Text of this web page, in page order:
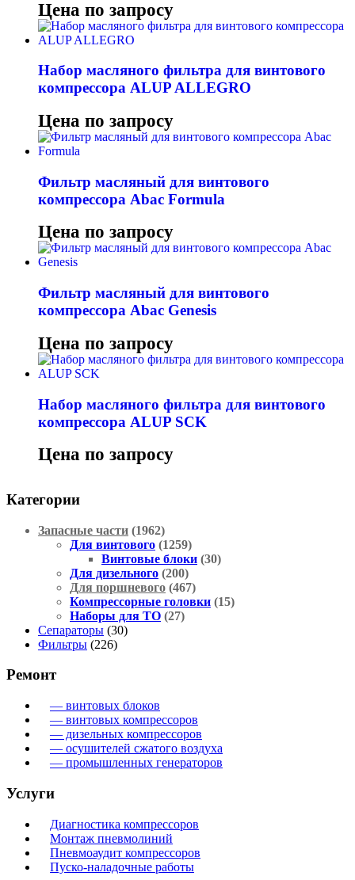
Цена по запросу
Набор масляного фильтра для винтового
компрессора ALUP ALLEGRO
Цена по запросу
Фильтр масляный для винтового
компрессора Abac Formula
Цена по запросу
Фильтр масляный для винтового
компрессора Abac Genesis
Цена по запросу
Набор масляного фильтра для винтового
компрессора ALUP SCK
Цена по запросу
Категории
Запасные части (1962)
Для винтового (1259)
Винтовые блоки (30)
Для дизельного (200)
Для поршневого (467)
Компрессорные головки (15)
Наборы для ТО (27)
Сепараторы (30)
Фильтры (226)
Ремонт
— винтовых блоков
— винтовых компрессоров
— дизельных компрессоров
— осушителей сжатого воздуха
— промышленных генераторов
Услуги
Диагностика компрессоров
Монтаж пневмолиний
Пневмоаудит компрессоров
Пуско-наладочные работы